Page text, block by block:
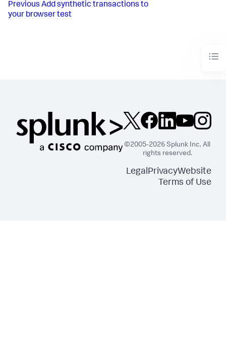
Previous Add synthetic transactions to
your browser test
©2005-2026 Splunk Inc. All
rights reserved.
LegalPrivacyWebsite
Terms of Use